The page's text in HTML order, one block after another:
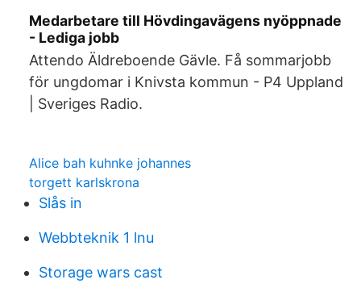
Medarbetare till Hövdingavägens nyöppnade
- Lediga jobb
Attendo Äldreboende Gävle. Få sommarjobb
för ungdomar i Knivsta kommun - P4 Uppland
| Sveriges Radio.
Alice bah kuhnke johannes
torgett karlskrona
Slås in
Webbteknik 1 lnu
Storage wars cast